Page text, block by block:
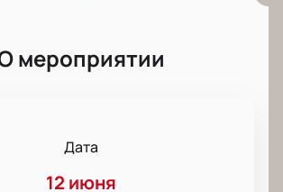
мероприятии
Дата
12 июня